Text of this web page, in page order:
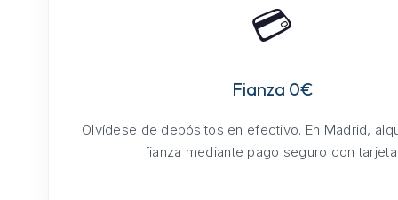
💳
Fianza 0€
Olvídese de depósitos en efectivo. En Madrid,
fianza mediante pago seguro con